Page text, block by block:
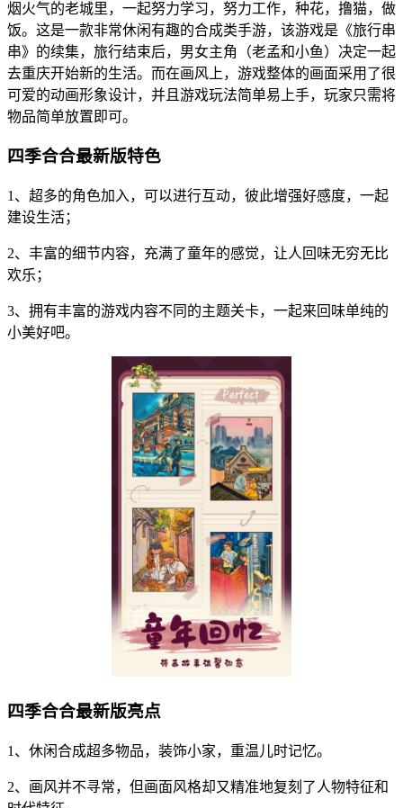
烟火气的老城里，一起努力学习，努力工作，种花，撸猫，做
饭。这是一款非常休闲有趣的合成类手游，该游戏是《旅行串
串》的续集，旅行结束后，男女主角（老孟和小鱼）决定一起
去重庆开始新的生活。而在画风上，游戏整体的画面采用了很
可爱的动画形象设计，并且游戏玩法简单易上手，玩家只需将
物品简单放置即可。
四季合合最新版特色
1、超多的角色加入，可以进行互动，彼此增强好感度，一起
建设生活；
2、丰富的细节内容，充满了童年的感觉，让人回味无穷无比
欢乐；
3、拥有丰富的游戏内容不同的主题关卡，一起来回味单纯的
小美好吧。
四季合合最新版亮点
1、休闲合成超多物品，装饰小家，重温儿时记忆。
2、画风并不寻常，但画面风格却又精准地复刻了人物特征和